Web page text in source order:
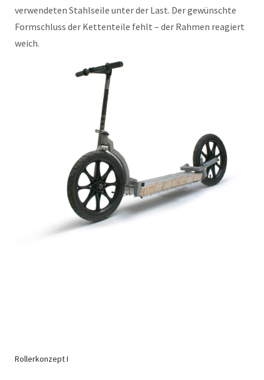
verwendeten Stahlseile unter der Last. Der gewünschte
Formschluss der Kettenteile fehlt – der Rahmen reagiert
weich.
Rollerkonzept I